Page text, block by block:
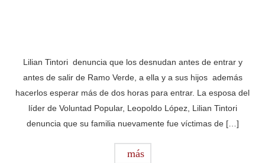
Lilian Tintori denuncia que los desnudan antes de entrar y
antes de salir de Ramo Verde, a ella y a sus hijos además
hacerlos esperar más de dos horas para entrar. La esposa del
líder de Voluntad Popular, Leopoldo López, Lilian Tintori
denuncia que su familia nuevamente fue víctimas de […]
más